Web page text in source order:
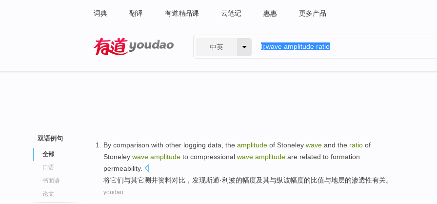
词典 翻译 有道精品课 云笔记 惠惠 更多产品
中英
双语例句
全部
口语
书面语
论文
By comparison with other logging data the amplitude of Stoneley wave and the ratio of
Stoneley wave amplitude to compressional wave amplitude are related to formation
permeability.
将它们与其它测井资料对比，发现斯通·利 波的幅度及其与纵波幅度的比值与地层的渗透性有关。
youdao